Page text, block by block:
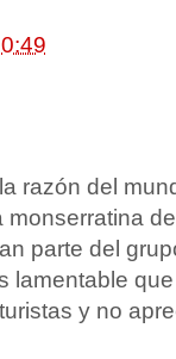
0:49
razón del
monserratina
parte del
lamentable
y no